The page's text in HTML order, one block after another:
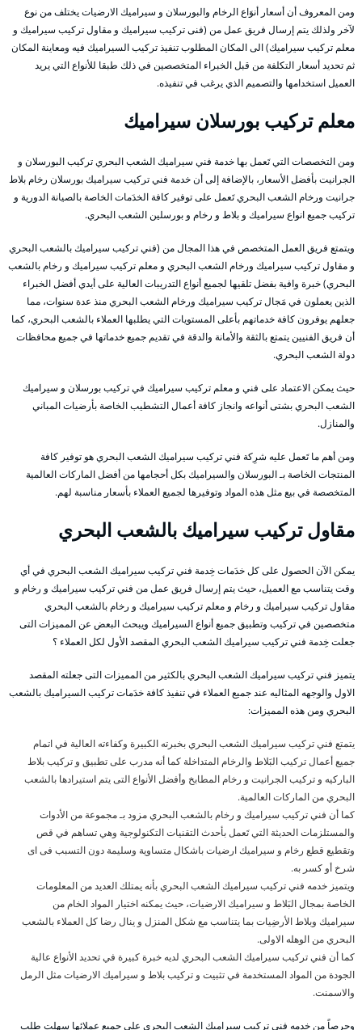
ومن المعروف أن أسعار أنوَاع الرخام والبورسلان و سيراميك الارضيات يختلف من نوع
لآخر ولذلك يتم إرسال فريق عمل من (فنى تركيب سيراميك و مقاول تركيب سيراميك و
معلم تركيب سيراميك) الى المكان المطلوب تنفيذ تركيب السيراميك فيه ومعاينة المكان
ثم تحديد أسعار التكلفة من قبل الخبراء المتخصصين في ذلك طبقا للأنواع التي يريد
العميل استخدامها والتصميم الذي يرغب في تنفيذه.
معلمتركيب بورسلان سيراميك
ومن التخصصات التي تَعمل بها خدمة فني سيراميك الشعب البحري تركيب البورسلان و
الجرانيت بأفضل الأسعار، بالإضافة إلى أن خدمة فني تركيب سيراميك بورسلان رخام بلاط
جرانيت ورخام الشعب البحري تَعمل على توفير كافة الخدَمات الخاصة بالصيانة الدورية و
تركيب جميع انواع سيراميك و بلاط و رخام و بورسلين الشعب البحري.
ويتمتع فريق العمل المتخصص في هذا المجال من (فني تركيب سيراميك بالشعب البحري
و مقاول تركيب سيراميك ورخام الشعب البحري و معلم تركيب سيراميك و رخام بالشعب
البحري) خبرة وافية بفضل تلقيها لجميع أنواع التدريبات العالية على أيدي أفضل الخبراء
الذين يعملون في مَجال تركيب سيراميك ورخام الشعب البحري منذ عدة سنوات، مما
جعلهم يوفرون كافة خدماتهم بأعلى المستويات التي يطلبها العملاء بالشعب البحري، كما
أن فريق الفنيين يتمتع بالثقة والأمانة والدقة في تقديم جميع خدماتها في جميع محافظات
دولة الشعب البحري.
حيث يمكن الاعتماد على فني و معلم تركيب سيراميك في تركيب بورسلان و سيراميك
الشعب البحري بشتى أنواعه وانجاز كافة أعمال التشطيب الخاصة بأرضيات المباني
والمنازل.
ومن أهم ما تَعمل عليه شرِكة فني تركيب سيراميك الشعب البحري هو توفير كافة
المنتجات الخاصة بـ البورسلان والسيراميك بكل أحجامها من أفضل الماركات العالمية
المتخصصة في بيع مثل هذه المواد وتوفيرها لجميع العملاء بأسعار مناسبة لهم.
مقاول تركيب سيراميك بالشعب البحري
يمكن الآن الحصول على كل خدَمات خِدمة فني تركيب سيراميك الشعب البحري في أي
وقت يتناسب مع العميل، حيث يتم إرسال فريق عمل من فني تركيب سيراميك و رخام و
مقاول تركيب سيراميك و رخام و معلم تركيب سيراميك و رخام بالشعب البحري
متخصصين في تركيب وتطبيق جميع أنواع السيراميك ويبحث البعض عن المميزات التى
جعلت خِدمة فني تركيب سيراميك الشعب البحري المقصد الأول لكل العملاء ؟
يتميز فني تركيب سيراميك الشعب البحري بالكثير من المميزات التى جعلته المقصد
الاول والوجهه المثاليه عند جميع العملاء في تنفيذ كافة خدَمات تركيب السيراميك بالشعب
البحري ومن هذه المميزات:
يتمتع فني تركيب سيراميك الشعب البحري بخبرته الكبيرة وكفاءته العالية في اتمام
جميع أعمال تركيب البَلاط والرخام المتداخلة كما أنه مدرب على تطبيق و تركيب بلاط
الباركيه و تركيب الجرانيت و رخام المطابخ وأفضل الأنواع التى يتم استيرادها بالشعب
البحري من الماركات العالمية.
كما أن فني تركيب سيراميك و رخام بالشعب البحري مزود بـ مجموعة من الأدوات
والمستلزمات الحديثة التي تَعمل بأحدث التقنيات التكنولوجية وهي تساهم في قص
وتقطيع قطع رخام و سيراميك ارضيات باشكال متساوية وسليمة دون التسبب فى اى
شرخ أو كسر به.
ويتميز خدمه فني تركيب سيراميك الشعب البحري بأنه يمتلك العديد من المعلومات
الخاصة بمجال البَلاط و سيراميك الارضيات، حيث يمكنه اختيار المواد الخام من
سيراميك وبلاط الأرضِيات بما يتناسب مع شكل المنزل و ينال رضا كل العملاء بالشعب
البحري من الوهله الاولى.
كما أن فني تركيب سيراميك الشعب البحري لديه خبرة كبيرة في تحديد الأنواع عالية
الجودة من المواد المستخدمة في تثبيت و تركيب بلاط و سيراميك الارضيات مثل الرمل
والاسمنت.
وحرصاً من خدمه فني تركيب سيراميك الشعب البحري على جميع عملائها سهلت طلب